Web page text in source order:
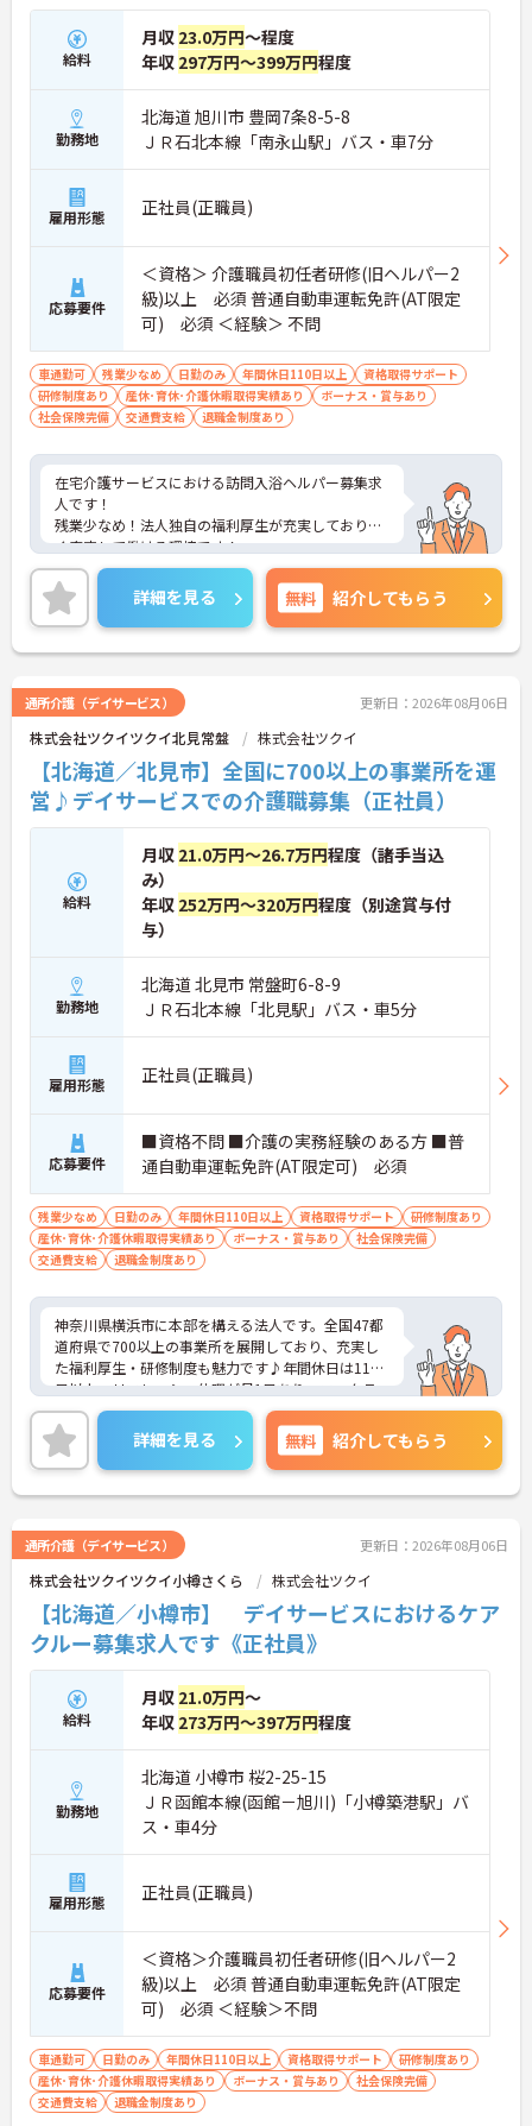
給料
月収 23.0万円～程度
年収 297万円～399万円程度
勤務地
北海道 旭川市 豊岡7条8-5-8
ＪＲ石北本線「南永山駅」バス・車7分
雇用形態 正社員(正職員)
応募要件
＜資格＞ 介護職員初任者研修(旧ヘルパー2
級)以上 必須 普通自動車運転免許(AT限定
可) 必須 ＜経験＞ 不問
車通勤可 残業少なめ 日勤のみ 年間休日110日以上
資格取得サポート
研修制度あり
産休･育休･介護休暇取得実績あり
ボーナス・賞与あり
社会保険完備
交通費支給 退職金制度あり
在宅介護サービスにおける訪問入浴ヘルパー募集求
人です！
残業少なめ！法人独自の福利厚生が充実しており長
く安定して働ける環境です！
ご興味ある方には、面接対策ポイントなど、さらに
詳細をお話しいたしますのでお気軽にご相談くださ
い！
詳細を見る 無料 紹介してもらう
通所介護（デイサービス） 更新日：2026年08月06日
株式会社ツクイツクイ北見常盤 株式会社ツクイ
【北海道／北見市】全国に700以上の事業所を運
営♪デイサービスでの介護職募集（正社員）
給料
月収 21.0万円～26.7万円程度（諸手当込
み）
年収 252万円～320万円程度（別途賞与付
与）
勤務地
北海道 北見市 常盤町6-8-9
ＪＲ石北本線「北見駅」バス・車5分
雇用形態 正社員(正職員)
応募要件
■資格不問 ■介護の実務経験のある方 ■普
通自動車運転免許(AT限定可) 必須
残業少なめ 日勤のみ 年間休日110日以上 資格取得サポート
研修制度あり
産休･育休･介護休暇取得実績あり
ボーナス・賞与あり
社会保険完備
交通費支給
退職金制度あり
神奈川県横浜市に本部を構える法人です。全国47都
道府県で700以上の事業所を展開しており、充実し
た福利厚生・研修制度も魅力です♪年間休日は110
日以上、リフレッシュ休暇が月1日あり、ワークラ
イフバランスを重視される方にもおすすめです。ご
興味のある方には、面接対策ポイントなど、さらに
詳細をお話しいたしますのでお気軽にご相談くださ
い！
詳細を見る 無料 紹介してもらう
通所介護（デイサービス） 更新日：2026年08月06日
株式会社ツクイツクイ小樽さくら 株式会社ツクイ
【北海道／小樽市】 デイサービスにおけるケア
クルー募集求人です《正社員》
給料
月収 21.0万円～
年収 273万円～397万円程度
勤務地
北海道 小樽市 桜2-25-15
ＪＲ函館本線(函館－旭川)「小樽築港駅」バ
ス・車4分
雇用形態 正社員(正職員)
応募要件
＜資格＞介護職員初任者研修(旧ヘルパー2
級)以上 必須 普通自動車運転免許(AT限定
可) 必須 ＜経験＞不問
車通勤可 日勤のみ 年間休日110日以上 資格取得サポート
研修制度あり
産休･育休･介護休暇取得実績あり
ボーナス・賞与あり
社会保険完備
交通費支給
退職金制度あり